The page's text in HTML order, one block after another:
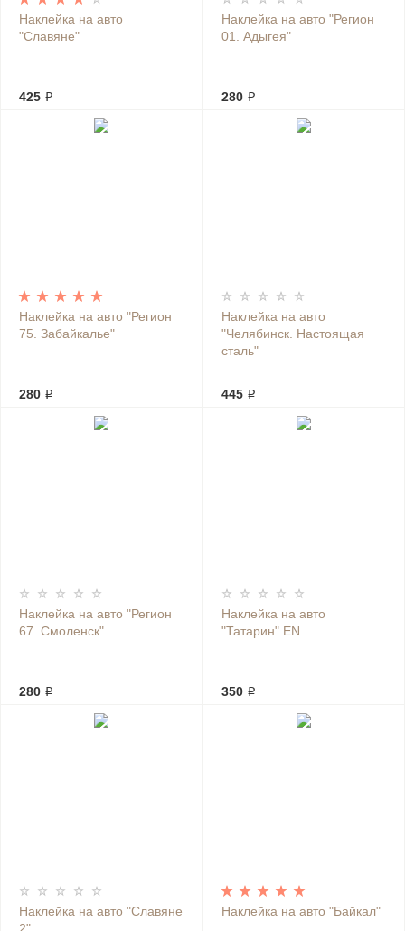
Наклейка на авто
"Славяне"
425 ₽
Наклейка на авто "Регион
01. Адыгея"
280 ₽
Наклейка на авто "Регион
75. Забайкалье"
280 ₽
Наклейка на авто
"Челябинск. Настоящая
сталь"
445 ₽
Наклейка на авто "Регион
67. Смоленск"
280 ₽
Наклейка на авто
"Татарин" EN
350 ₽
Наклейка на авто "Славяне
Наклейка на авто "Байкал"